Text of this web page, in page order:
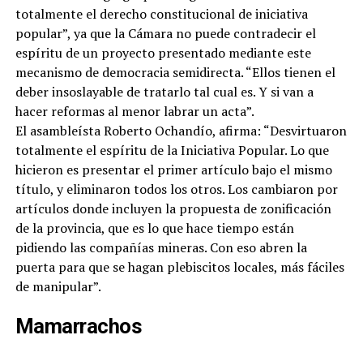
totalmente el derecho constitucional de iniciativa
popular”, ya que la Cámara no puede contradecir el
espíritu de un proyecto presentado mediante este
mecanismo de democracia semidirecta. “Ellos tienen el
deber insoslayable de tratarlo tal cual es. Y si van a
hacer reformas al menor labrar un acta”.
El asambleísta Roberto Ochandío, afirma: “Desvirtuaron
totalmente el espíritu de la Iniciativa Popular. Lo que
hicieron es presentar el primer artículo bajo el mismo
título, y eliminaron todos los otros. Los cambiaron por
artículos donde incluyen la propuesta de zonificación
de la provincia, que es lo que hace tiempo están
pidiendo las compañías mineras. Con eso abren la
puerta para que se hagan plebiscitos locales, más fáciles
de manipular”.
Mamarrachos